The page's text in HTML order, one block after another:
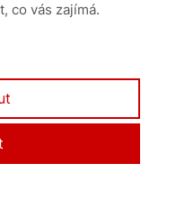
co vás zajímá.